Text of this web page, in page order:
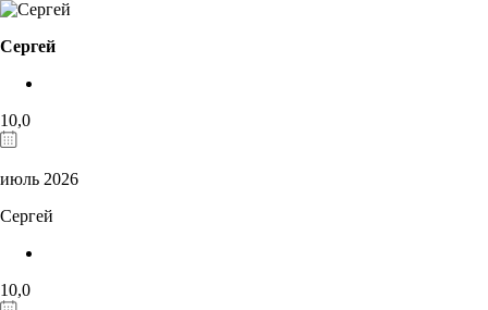
Сергей
10,0
июль 2026
Сергей
10,0